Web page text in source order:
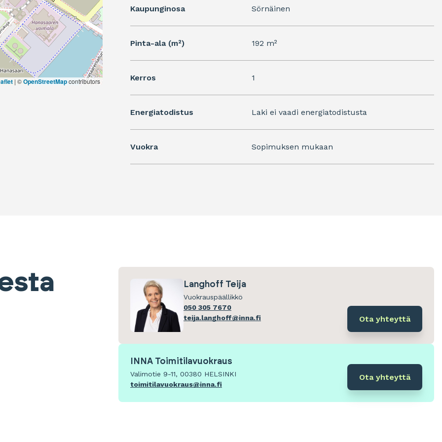
| ©OpenStreetMapcontributors
Kaupunginosa Sörnäinen
Pinta-ala (m²) 192 m²
Kerros 1
Energiatodistus Laki ei vaadi energiatodistusta
Vuokra Sopimuksen mukaan
Langhoff Teija
Vuokrauspäällikkö
050 305 7670
teija.langhoff@inna.fi
Ota yhteyttä
INNA Toimitilavuokraus
Valimotie 9-11, 00380 HELSINKI
toimitilavuokraus@inna.fi
Ota yhteyttä